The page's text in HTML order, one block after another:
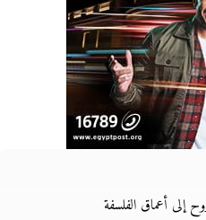
إلى أعماق الفلسفة